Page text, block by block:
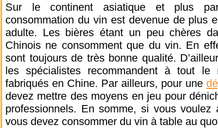
Sur le continent asiatique et plus
consommation du vin est devenue de plus
adulte. Les bières étant un peu chères
Chinois ne consomment que du vin. En
sont toujours de très bonne qualité.
les spécialistes recommandent à tout
fabriqués en Chine. Par ailleurs, pour une
devez mettre des moyens en jeu pour
professionnels. En somme, si vous voulez
vous devez consommer du vin à table au